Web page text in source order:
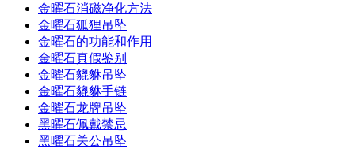
金曜石消磁净化方法
金曜石狐狸吊坠
金曜石的功能和作用
金曜石真假鉴别
金曜石貔貅吊坠
金曜石貔貅手链
金曜石龙牌吊坠
黑曜石佩戴禁忌
黑曜石关公吊坠